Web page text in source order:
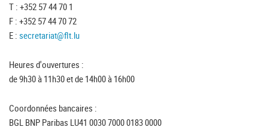
T : +352 57 44 70 1
F : +352 57 44 70 72
E : secretariat@flt.lu
Heures d'ouvertures :
de 9h30 à 11h30 et de 14h00 à 16h00
Coordonnées bancaires :
BGL BNP Paribas LU41 0030 7000 0183 0000